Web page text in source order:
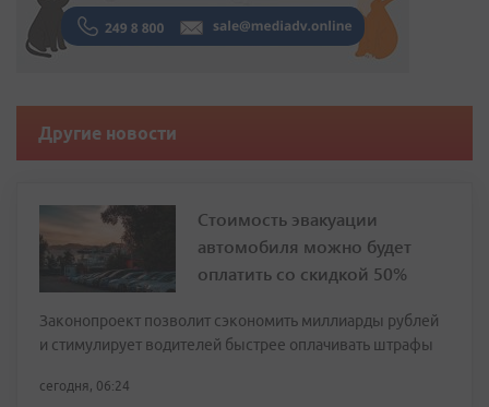
Другие новости
Стоимость эвакуации
автомобиля можно будет
оплатить со скидкой 50%
Законопроект позволит сэкономить миллиарды рублей
и стимулирует водителей быстрее оплачивать штрафы
сегодня, 06:24